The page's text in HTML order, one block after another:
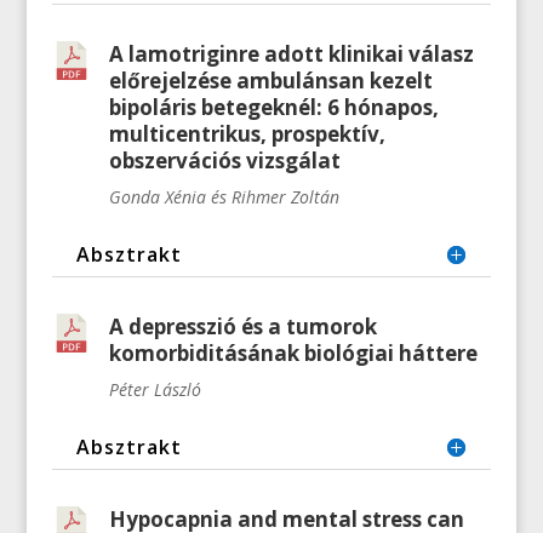
A lamotriginre adott klinikai válasz
előrejelzése ambulánsan kezelt
bipoláris betegeknél: 6 hónapos,
multicentrikus, prospektív,
obszervációs vizsgálat
Gonda Xénia és Rihmer Zoltán
Absztrakt
A depresszió és a tumorok
komorbiditásának biológiai háttere
Péter László
Absztrakt
Hypocapnia and mental stress can